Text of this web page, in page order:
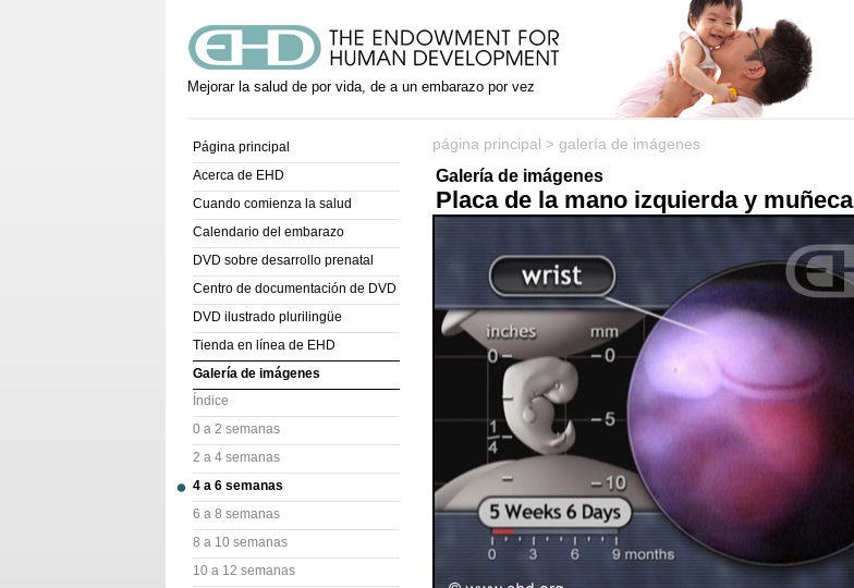
Mejorar la salud de por vida, de a un embarazo por vez
Página principal
Acerca de EHD
Cuando comienza la salud
Calendario del embarazo
DVD sobre desarrollo prenatal
Centro de documentación de DVD
DVD ilustrado plurilingüe
Tienda en línea de EHD
Galería de imágenes
Índice
0 a 2 semanas
2 a 4 semanas
4 a 6 semanas
6 a 8 semanas
8 a 10 semanas
10 a 12 semanas
página principal > galería de imágenes
Galería de imágenes
Placa de la mano izquierda y muñeca